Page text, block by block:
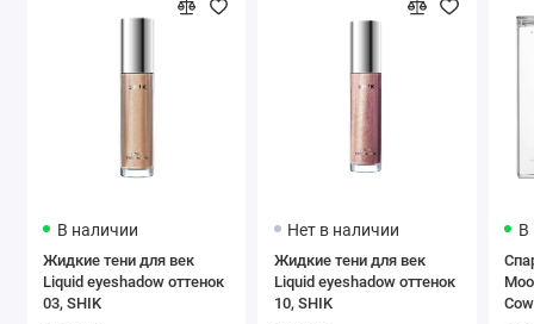
В наличии
Жидкие тени для век
Liquid eyeshadow оттенок
03, SHIK
Нет в наличии
Жидкие тени для век
Liquid eyeshadow оттенок
10, SHIK
В